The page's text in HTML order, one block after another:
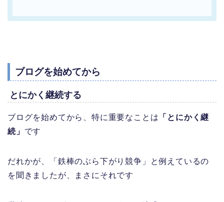
ブログを始めてから
とにかく継続する
ブログを始めてから、特に重要なことは 「とにかく継
続」 です
だれかが、「鉄棒のぶら下がり競争」と例えているの
を聞きましたが、まさにそれです